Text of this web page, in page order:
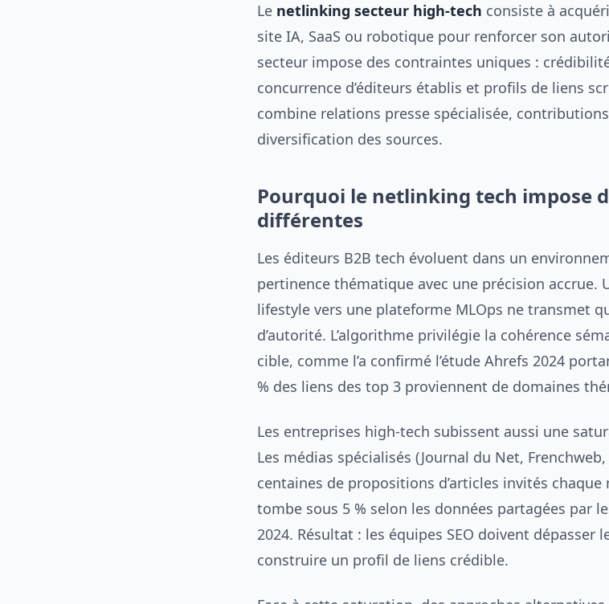
Le netlinking secteur high-tech consiste à
site IA, SaaS ou robotique pour renforcer son
secteur impose des contraintes uniques :
concurrence d’éditeurs établis et profils de liens
combine relations presse spécialisée,
diversification des sources.
Pourquoi le netlinking tech impose
différentes
Les éditeurs B2B tech évoluent dans un
pertinence thématique avec une précision accrue.
lifestyle vers une plateforme MLOps ne transmet
d’autorité. L’algorithme privilégie la cohérence
cible, comme l’a confirmé l’étude Ahrefs 2024
% des liens des top 3 proviennent de domaines
Les entreprises high-tech subissent aussi une
Les médias spécialisés (Journal du Net,
centaines de propositions d’articles invités chaque
tombe sous 5 % selon les données partagées par
2024. Résultat : les équipes SEO doivent
construire un profil de liens crédible.